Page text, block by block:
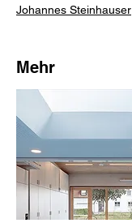
Johannes Steinhauser
Mehr